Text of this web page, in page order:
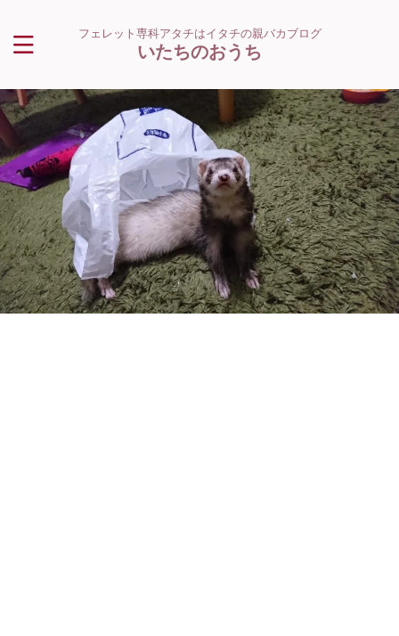
フェレット専科アタチはイタチの親バカブログ
いたちのおうち